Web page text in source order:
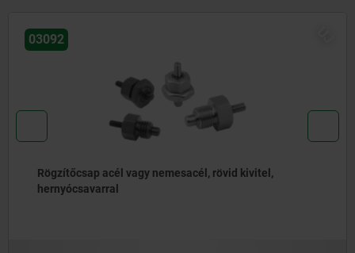
03096
Rögzítőcsapok, acél vagy nemesacél, váll nélkül,
nemesacél húzógyűrűvel